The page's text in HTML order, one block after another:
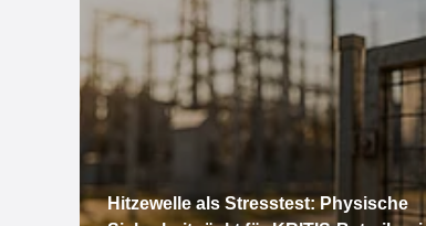
Hitzewelle als Stresstest: Physische